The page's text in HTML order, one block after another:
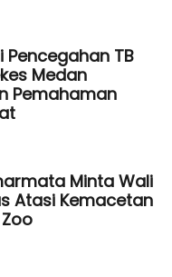
Pencegahan TB
Medan
Pemahaman
Minta Wali
Atasi Kemacetan